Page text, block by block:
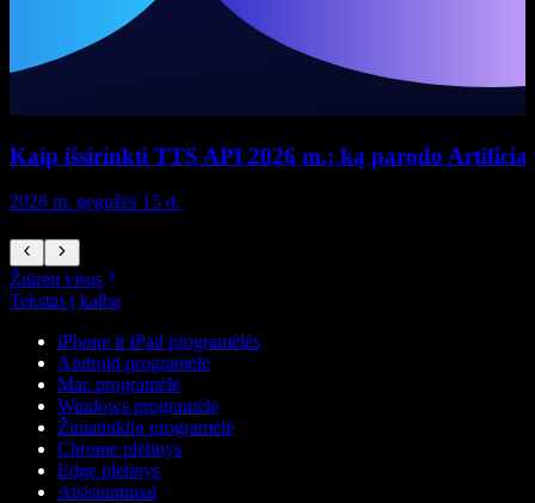
Kaip išsirinkti TTS API 2026 m.: ką parodo Artificial
2026 m. gegužės 15 d.
Žiūrėti visus
Tekstas į kalbą
iPhone ir iPad programėlės
Android programėlė
Mac programėlė
Windows programėlė
Žiniatinklio programėlė
Chrome plėtinys
Edge plėtinys
Atsisiuntimai